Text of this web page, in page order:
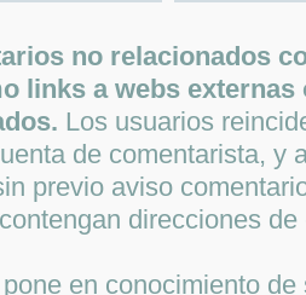
no relacionados
links a webs
Los usuarios
de comentarista, y
previo aviso
direcciones
pone en conocimiento